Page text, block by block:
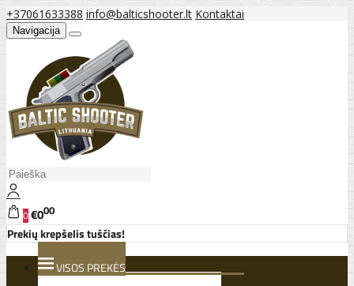
+37061633388 info@balticshooter.lt Kontaktai
Navigacija
0€000
Prekių krepšelis tuščias!
VISOS PREKĖS